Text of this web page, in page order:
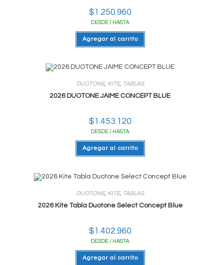
$1.250.960
DESDE / HASTA
Agregar al carrito
DUOTONE, KITE, TABLAS
2026 DUOTONE JAIME CONCEPT BLUE
$1.453.120
DESDE / HASTA
Agregar al carrito
DUOTONE, KITE, TABLAS
2026 Kite Tabla Duotone Select Concept Blue
$1.402.960
DESDE / HASTA
Agregar al carrito